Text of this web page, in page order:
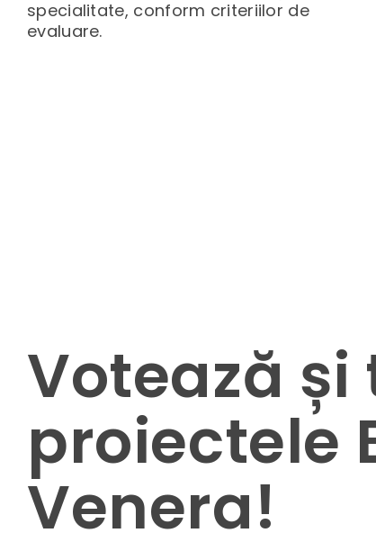
specialitate, conform criteriilor de
evaluare.
Votează
proiectele
Venera!